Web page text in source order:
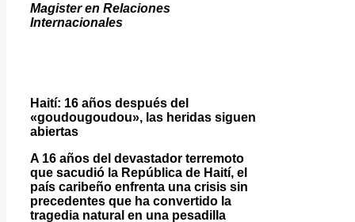
Magister en Relaciones
Internacionales
Haití: 16 años después del
«goudougoudou», las heridas siguen
abiertas
A 16 años del devastador terremoto
que sacudió la República de Haití, el
país caribeño enfrenta una crisis sin
precedentes que ha convertido la
tragedia natural en una pesadilla